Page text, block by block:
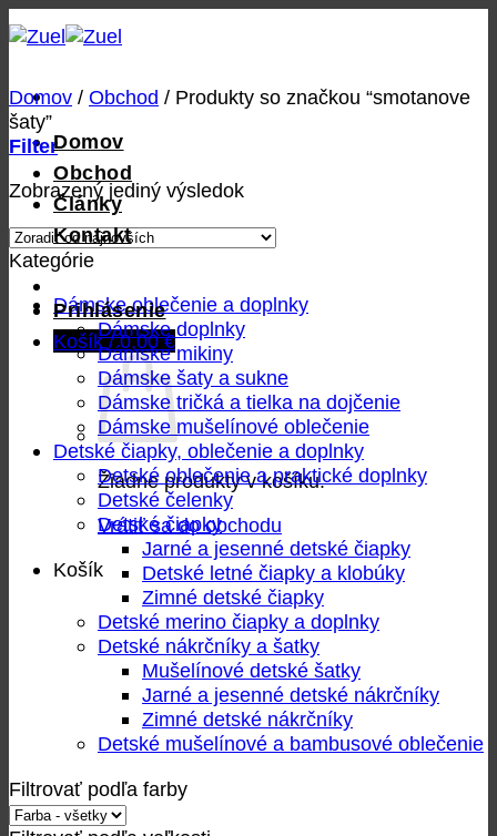
Skip
to
Domov
Obchod
Články
Kontakt
Prihlásenie
Košík /0,00€
Žiadne produkty v košíku.
Vrátiť sa do obchodu
Košík
Domov / Obchod / Produkty so značkou “smotanove
šaty”
Filter
Zobrazený jediný výsledok
Kategórie
Dámske oblečenie a doplnky
Dámske doplnky
Dámske mikiny
Dámske šaty a sukne
Dámske tričká a tielka na dojčenie
Dámske mušelínové oblečenie
Detské čiapky, oblečenie a doplnky
Detské oblečenie a praktické doplnky
Detské čelenky
Detské čiapky
Jarné a jesenné detské čiapky
Detské letné čiapky a klobúky
Zimné detské čiapky
Detské merino čiapky a doplnky
Detské nákrčníky a šatky
Mušelínové detské šatky
Jarné a jesenné detské nákrčníky
Zimné detské nákrčníky
Detské mušelínové a bambusové oblečenie
Filtrovať podľa farby